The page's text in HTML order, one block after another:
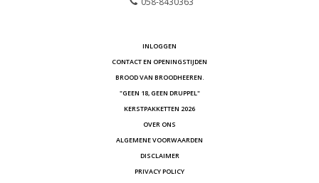
INLOGGEN
CONTACT EN OPENINGSTIJDEN
BROOD VAN BROODHEEREN.
"GEEN 18, GEEN DRUPPEL"
KERSTPAKKETTEN 2026
OVER ONS
ALGEMENE VOORWAARDEN
DISCLAIMER
PRIVACY POLICY